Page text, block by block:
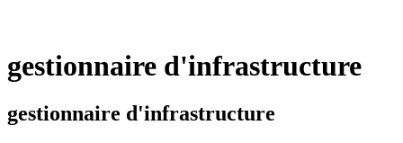
gestionnaire d'infrastructure
gestionnaire d'infrastructure